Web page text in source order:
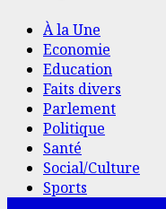
À la Une
Economie
Education
Faits divers
Parlement
Politique
Santé
Social/Culture
Sports